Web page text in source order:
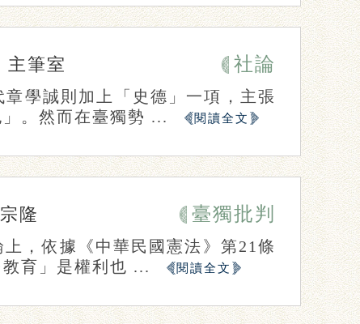
主筆室 社論
學誠則加上「史德」一項，主張
。然而在臺獨勢 ...
閱讀全文
隆 臺獨批判
，依據《中華民國憲法》第21條
育」是權利也 ...
閱讀全文